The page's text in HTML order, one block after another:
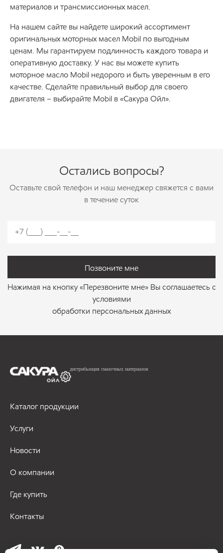
материалов и трансмиссионных масел.
На нашем сайте вы найдете широкий ассортимент
оригинальных моторных масел Mobil по выгодным
ценам. Мы гарантируем подлинность каждого товара и
оперативную доставку. У нас вы можете купить
моторное масло Mobil недорого и быть уверенным в его
качестве. Сделайте правильный выбор для своего
двигателя – выбирайте Mobil в «Сакура Ойл».
Остались вопросы?
Оставьте свой телефон и наш менеджер свяжется с вами
в течение суток
позвоните мне
Нажимая на кнопку «Перезвоните мне» Вы соглашаетесь с
условиями
обработки персональных данных
дистрибьюция смазочных материалов
Каталог продукции
Услуги
Новости
О компании
Где купить
Контакты